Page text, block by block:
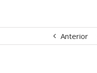
Anterior